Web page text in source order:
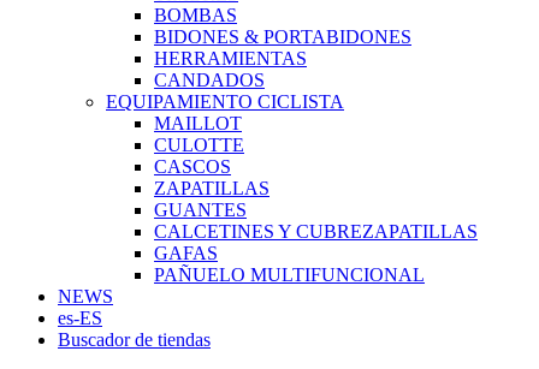
BOMBAS
BIDONES & PORTABIDONES
HERRAMIENTAS
CANDADOS
EQUIPAMIENTO CICLISTA
MAILLOT
CULOTTE
CASCOS
ZAPATILLAS
GUANTES
CALCETINES Y CUBREZAPATILLAS
GAFAS
PAÑUELO MULTIFUNCIONAL
NEWS
es-ES
Buscador de tiendas